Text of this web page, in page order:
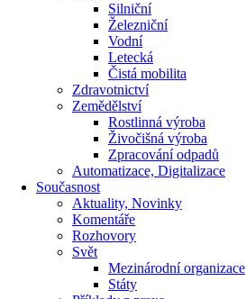
Silniční
Železniční
Vodní
Letecká
Čistá mobilita
Zdravotnictví
Zemědělství
Rostlinná výroba
Živočišná výroba
Zpracování odpadů
Automatizace, Digitalizace
Současnost
Aktuality, Novinky
Komentáře
Rozhovory
Svět
Mezinárodní organizace
Státy